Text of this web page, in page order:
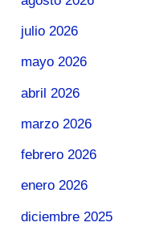
julio 2026
mayo 2026
abril 2026
marzo 2026
febrero 2026
enero 2026
diciembre 2025